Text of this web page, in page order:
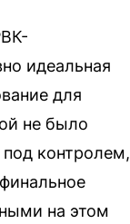
идеальная
для
не было
контролем,
на этом